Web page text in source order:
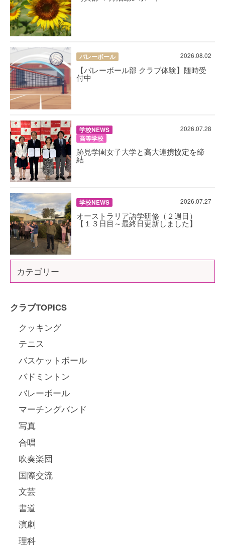
バレーボール 2026.08.02
【バレーボール部 クラブ体験】随時受
付中
学校NEWS
高等学校
2026.07.28
跡見学園女子大学と高大連携協定を締
結
学校NEWS 2026.07.27
オーストラリア語学研修（２週目）
【１３日目～最終日更新しました】
カテゴリー
クラブTOPICS
クッキング
テニス
バスケットボール
バドミントン
バレーボール
マーチングバンド
写真
合唱
吹奏楽団
国際交流
文芸
書道
演劇
理科